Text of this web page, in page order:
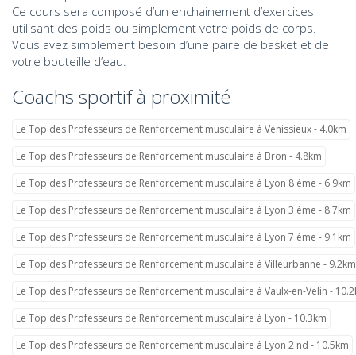
Ce cours sera composé d’un enchainement d’exercices
utilisant des poids ou simplement votre poids de corps.
Vous avez simplement besoin d’une paire de basket et de
votre bouteille d’eau.
Coachs sportif à proximité
Le Top des Professeurs de Renforcement musculaire à Vénissieux - 4.0km
Le Top des Professeurs de Renforcement musculaire à Bron - 4.8km
Le Top des Professeurs de Renforcement musculaire à Lyon 8 ème - 6.9km
Le Top des Professeurs de Renforcement musculaire à Lyon 3 ème - 8.7km
Le Top des Professeurs de Renforcement musculaire à Lyon 7 ème - 9.1km
Le Top des Professeurs de Renforcement musculaire à Villeurbanne - 9.2km
Le Top des Professeurs de Renforcement musculaire à Vaulx-en-Velin -
Le Top des Professeurs de Renforcement musculaire à Lyon - 10.3km
Le Top des Professeurs de Renforcement musculaire à Lyon 2 nd - 10.5km